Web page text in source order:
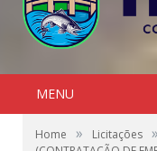
MENU
Home » Licitações »